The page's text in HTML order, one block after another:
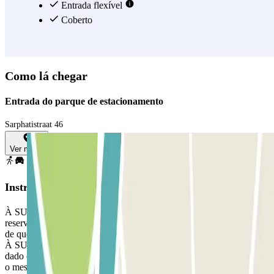
Entrada flexível
Coberto
Como lá chegar
Entrada do parque de estacionamento
Sarphatistraat 46
Ver mapa
Instruções
À SUA CHEGADA: A partir da aplicação ou através do link na sua
reserva, utilize o botão fornecido para abrir a entrada. Certifique-se
de que está em frente da entrada correcta antes de activar o botão.
À SUA PARTIDA: Uma vez verificada a sua entrada, ser-lhe-á
dado o botão para abrir os portões de saída e pedestres, o processo é
o mesmo que para a entrada. Terá 15 minutos adicionais no final da